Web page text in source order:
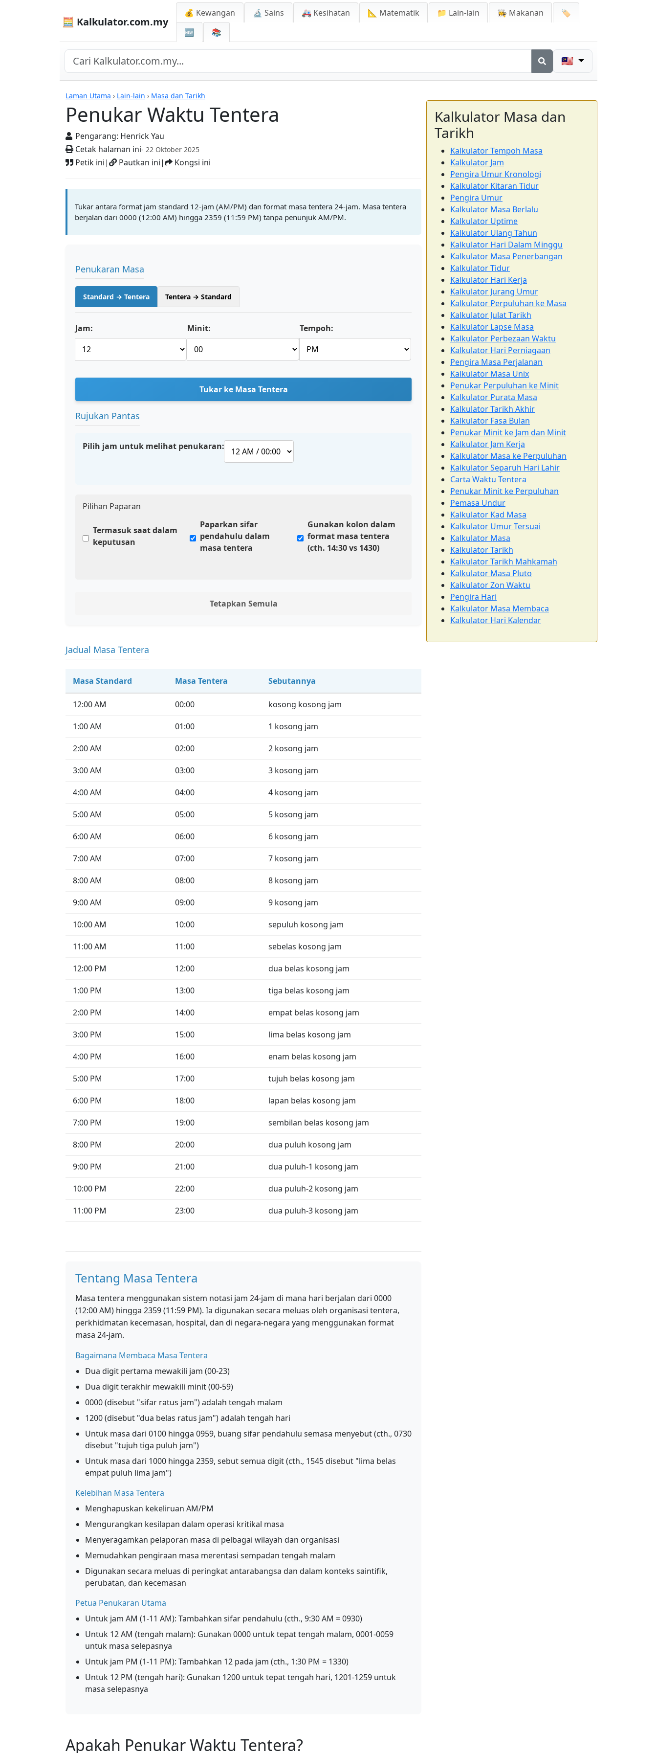
🧮 Kalkulator.com.my
💰 Kewangan 🔬 Sains 🚑 Kesihatan 📐 Matematik 📁 Lain-lain 👩‍🍳 Makanan
🏷️
🆕
📚
🇲🇾
Laman Utama › Lain-lain › Masa dan Tarikh
Penukar Waktu Tentera
Pengarang: Henrick Yau
Cetak halaman ini- 22 Oktober 2025
Petik ini| Pautkan ini| Kongsi ini
Kalkulator
Tukar antara format jam standard 12-jam (AM/PM) dan format masa tentera 24-jam. Masa tentera
berjalan dari 0000 (12:00 AM) hingga 2359 (11:59 PM) tanpa penunjuk AM/PM.
Penukaran Masa
Standard → Tentera Tentera → Standard
Jam: Minit: Tempoh:
Tukar ke Masa Tentera
Rujukan Pantas
Pilih jam untuk melihat penukaran:
Pilihan Paparan
Termasuk saat dalam
keputusan
Paparkan sifar
pendahulu dalam
masa tentera
Gunakan kolon dalam
format masa tentera
(cth. 14:30 vs 1430)
Tetapkan Semula
Jadual Masa Tentera
Masa Standard Masa Tentera Sebutannya
12:00 AM 00:00 kosong kosong jam
1:00 AM 01:00 1 kosong jam
2:00 AM 02:00 2 kosong jam
3:00 AM 03:00 3 kosong jam
4:00 AM 04:00 4 kosong jam
5:00 AM 05:00 5 kosong jam
6:00 AM 06:00 6 kosong jam
7:00 AM 07:00 7 kosong jam
8:00 AM 08:00 8 kosong jam
9:00 AM 09:00 9 kosong jam
10:00 AM 10:00 sepuluh kosong jam
11:00 AM 11:00 sebelas kosong jam
12:00 PM 12:00 dua belas kosong jam
1:00 PM 13:00 tiga belas kosong jam
2:00 PM 14:00 empat belas kosong jam
3:00 PM 15:00 lima belas kosong jam
4:00 PM 16:00 enam belas kosong jam
5:00 PM 17:00 tujuh belas kosong jam
6:00 PM 18:00 lapan belas kosong jam
7:00 PM 19:00 sembilan belas kosong jam
8:00 PM 20:00 dua puluh kosong jam
9:00 PM 21:00 dua puluh-1 kosong jam
10:00 PM 22:00 dua puluh-2 kosong jam
11:00 PM 23:00 dua puluh-3 kosong jam
Tentang Masa Tentera
Masa tentera menggunakan sistem notasi jam 24-jam di mana hari berjalan dari 0000
(12:00 AM) hingga 2359 (11:59 PM). Ia digunakan secara meluas oleh organisasi tentera,
perkhidmatan kecemasan, hospital, dan di negara-negara yang menggunakan format
masa 24-jam.
Bagaimana Membaca Masa Tentera
Dua digit pertama mewakili jam (00-23)
Dua digit terakhir mewakili minit (00-59)
0000 (disebut "sifar ratus jam") adalah tengah malam
1200 (disebut "dua belas ratus jam") adalah tengah hari
Untuk masa dari 0100 hingga 0959, buang sifar pendahulu semasa menyebut (cth., 0730
disebut "tujuh tiga puluh jam")
Untuk masa dari 1000 hingga 2359, sebut semua digit (cth., 1545 disebut "lima belas
empat puluh lima jam")
Kelebihan Masa Tentera
Menghapuskan kekeliruan AM/PM
Mengurangkan kesilapan dalam operasi kritikal masa
Menyeragamkan pelaporan masa di pelbagai wilayah dan organisasi
Memudahkan pengiraan masa merentasi sempadan tengah malam
Digunakan secara meluas di peringkat antarabangsa dan dalam konteks saintifik,
perubatan, dan kecemasan
Petua Penukaran Utama
Untuk jam AM (1-11 AM): Tambahkan sifar pendahulu (cth., 9:30 AM = 0930)
Untuk 12 AM (tengah malam): Gunakan 0000 untuk tepat tengah malam, 0001-0059
untuk masa selepasnya
Untuk jam PM (1-11 PM): Tambahkan 12 pada jam (cth., 1:30 PM = 1330)
Untuk 12 PM (tengah hari): Gunakan 1200 untuk tepat tengah hari, 1201-1259 untuk
masa selepasnya
Apakah Penukar Waktu Tentera?
Kalkulator Masa dan
Tarikh
Kalkulator Tempoh Masa
Kalkulator Jam
Pengira Umur Kronologi
Kalkulator Kitaran Tidur
Pengira Umur
Kalkulator Masa Berlalu
Kalkulator Uptime
Kalkulator Ulang Tahun
Kalkulator Hari Dalam Minggu
Kalkulator Masa Penerbangan
Kalkulator Tidur
Kalkulator Hari Kerja
Kalkulator Jurang Umur
Kalkulator Perpuluhan ke Masa
Kalkulator Julat Tarikh
Kalkulator Lapse Masa
Kalkulator Perbezaan Waktu
Kalkulator Hari Perniagaan
Pengira Masa Perjalanan
Kalkulator Masa Unix
Penukar Perpuluhan ke Minit
Kalkulator Purata Masa
Kalkulator Tarikh Akhir
Kalkulator Fasa Bulan
Penukar Minit ke Jam dan Minit
Kalkulator Jam Kerja
Kalkulator Masa ke Perpuluhan
Kalkulator Separuh Hari Lahir
Carta Waktu Tentera
Penukar Minit ke Perpuluhan
Pemasa Undur
Kalkulator Kad Masa
Kalkulator Umur Tersuai
Kalkulator Masa
Kalkulator Tarikh
Kalkulator Tarikh Mahkamah
Kalkulator Masa Pluto
Kalkulator Zon Waktu
Pengira Hari
Kalkulator Masa Membaca
Kalkulator Hari Kalendar